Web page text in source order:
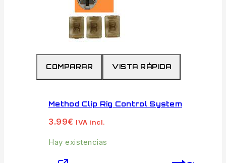
COMPARAR VISTA RÁPIDA
Method Clip Rig Control System
3.99€ IVA incl.
Hay existencias